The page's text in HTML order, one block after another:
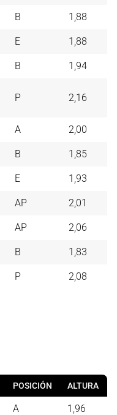
B 1,88
E 1,88
B 1,94
P 2,16
A 2,00
B 1,85
E 1,93
AP 2,01
AP 2,06
B 1,83
P 2,08
POSICIÓN ALTURA
A 1,96